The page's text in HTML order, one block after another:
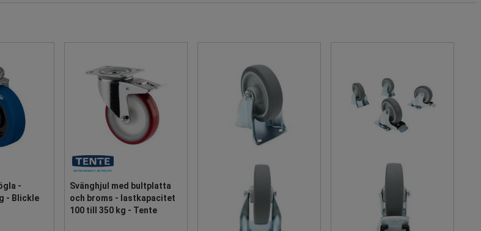
-
- Blickle
Svänghjul med bultplatta
och broms - lastkapacitet
100 till 350 kg - Tente